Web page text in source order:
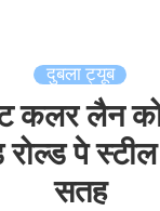
दुबला ट्यूब
कलर लैन
पे स्टील
सतह